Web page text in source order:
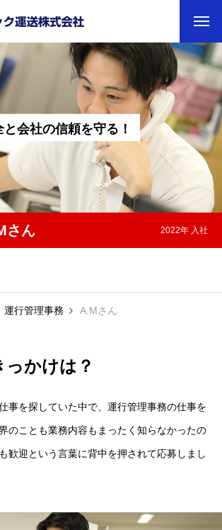
採用情報 職種紹介
と会社の信頼を守る ！
さん 2022年 入社
運行管理事務 A.Mさん
っかけは？
事を探していた中で、運行管理事務の仕事を
のことも業務内容もまったく知らなかったの
歓迎という言葉に背中を押されて応募しまし